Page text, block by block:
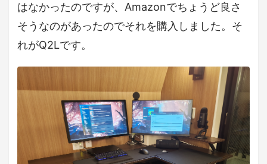
はなかったのですが、Amazonでちょうど良さ
そうなのがあったのでそれを購入しました。そ
れがQ2Lです。